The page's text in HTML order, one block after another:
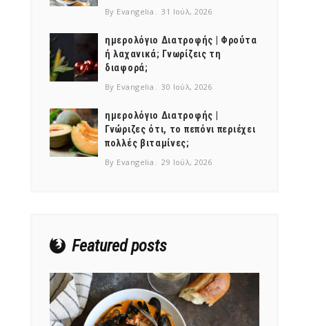
By Evangelia 31 Ιούλ, 2026
ημερολόγιο Διατροφής | Φρούτα
ή λαχανικά; Γνωρίζεις τη
διαφορά;
By Evangelia 30 Ιούλ, 2026
ημερολόγιο Διατροφής |
Γνώριζες ότι, το πεπόνι περιέχει
πολλές βιταμίνες;
By Evangelia 29 Ιούλ, 2026
Featured posts